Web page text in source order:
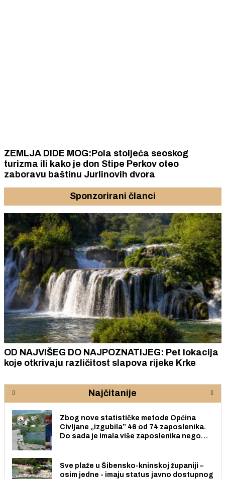
ZEMLJA DIDE MOG:Pola stoljeća seoskog
turizma ili kako je don Stipe Perkov oteo
zaboravu baštinu Jurlinovih dvora
Sponzorirani članci
OD NAJVIŠEG DO NAJPOZNATIJEG: Pet lokacija
koje otkrivaju različitost slapova rijeke Krke
Najčitanije
Zbog nove statističke metode Općina
Civljane „izgubila” 46 od 74 zaposlenika.
Do sada je imala više zaposlenika nego
Sve plaže u Šibensko-kninskoj županiji –
osim jedne - imaju status javno dostupnog